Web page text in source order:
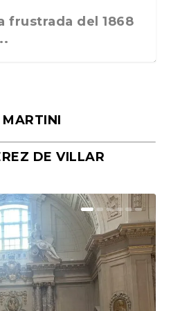
frustrada del 1868
azul, de Rafael
Alimentación
e...
MARTINI
DE VILLAR